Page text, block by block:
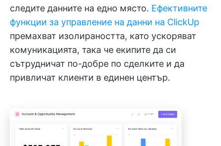
следите данните на едно място. Ефективните
функции за управление на данни на ClickUp
премахват изолираността, като ускоряват
комуникацията, така че екипите да си
сътрудничат по-добре по сделките и да
привличат клиенти в единен център.